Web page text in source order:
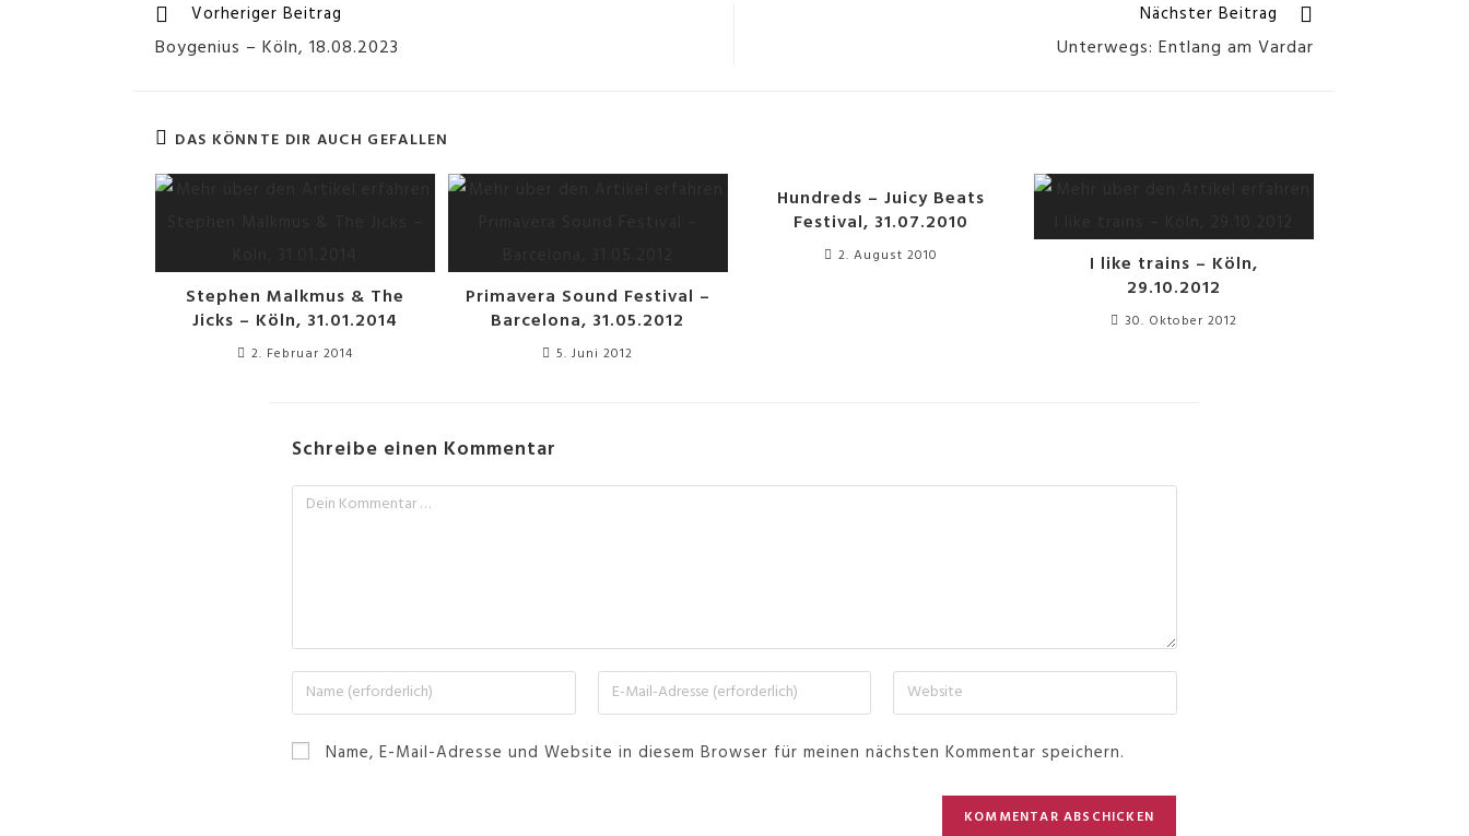
Vorheriger Beitrag
Boygenius – Köln, 18.08.2023
Nächster Beitrag
Unterwegs: Entlang am Vardar
DAS KÖNNTE DIR AUCH GEFALLEN
Stephen Malkmus & The
Jicks – Köln, 31.01.2014
2. Februar 2014
Primavera Sound Festival –
Barcelona, 31.05.2012
5. Juni 2012
Hundreds – Juicy Beats
Festival, 31.07.2010
2. August 2010
I like trains – Köln,
29.10.2012
30. Oktober 2012
Schreibe einen Kommentar
Name, E-Mail-Adresse und Website in diesem Browser für meinen nächsten Kommentar speichern.